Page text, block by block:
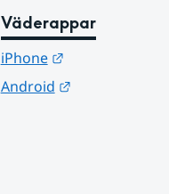
Väderappar
iPhone
Länk till annan
Android
Länk till annan